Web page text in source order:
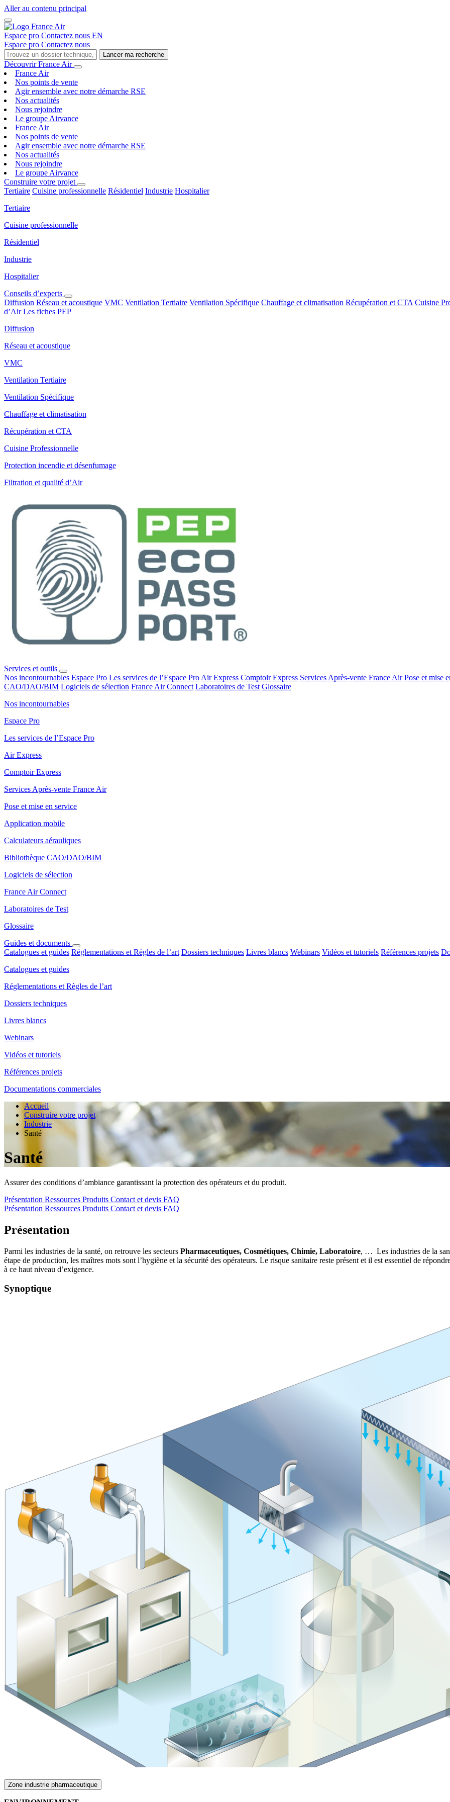
Aller au contenu principal
Espace pro Contactez nous EN
Espace pro Contactez nous
Lancer ma recherche
Découvrir France Air
France Air
Nos points de vente
Agir ensemble avec notre démarche RSE
Nos actualités
Nous rejoindre
Le groupe Airvance
France Air
Nos points de vente
Agir ensemble avec notre démarche RSE
Nos actualités
Nous rejoindre
Le groupe Airvance
Construire votre projet
Tertiaire Cuisine professionnelle Résidentiel Industrie Hospitalier
Tertiaire
Cuisine professionnelle
Résidentiel
Industrie
Hospitalier
Conseils d’experts
Diffusion Réseau et acoustique VMC Ventilation Tertiaire Ventilation Spécifique Chauffage et climatisation Récupération et CTA Cuisine
d’Air Les fiches PEP
Diffusion
Réseau et acoustique
VMC
Ventilation Tertiaire
Ventilation Spécifique
Chauffage et climatisation
Récupération et CTA
Cuisine Professionnelle
Protection incendie et désenfumage
Filtration et qualité d’Air
Services et outils
Nos incontournables Espace Pro Les services de l’Espace Pro Air Express Comptoir Express Services Après-vente France Air Pose et mise
CAO/DAO/BIM Logiciels de sélection France Air Connect Laboratoires de Test Glossaire
Nos incontournables
Espace Pro
Les services de l’Espace Pro
Air Express
Comptoir Express
Services Après-vente France Air
Pose et mise en service
Application mobile
Calculateurs aérauliques
Bibliothèque CAO/DAO/BIM
Logiciels de sélection
France Air Connect
Laboratoires de Test
Glossaire
Guides et documents
Catalogues et guides Réglementations et Règles de l’art Dossiers techniques Livres blancs Webinars Vidéos et tutoriels Références projets
Catalogues et guides
Réglementations et Règles de l’art
Dossiers techniques
Livres blancs
Webinars
Vidéos et tutoriels
Références projets
Documentations commerciales
Accueil
Construire votre projet
Industrie
Santé
Santé
Assurer des conditions d’ambiance garantissant la protection des opérateurs et du produit.
Présentation Ressources Produits Contact et devis FAQ
Présentation Ressources Produits Contact et devis FAQ
Présentation
Parmi les industries de la santé, on retrouve les secteurs Pharmaceutiques, Cosmétiques, Chimie, Laboratoire, … Les industries de la
étape de production, les maîtres mots sont l’hygiène et la sécurité des opérateurs. Le risque sanitaire reste présent et il est essentiel de
à ce haut niveau d’exigence.
Synoptique
Zone industrie pharmaceutique